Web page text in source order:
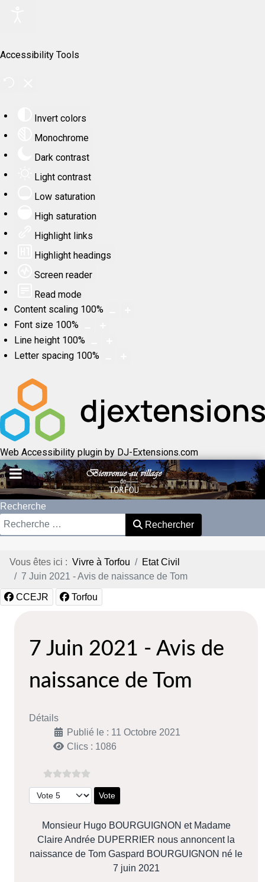
Accessibility Tools
Invert colors
Monochrome
Dark contrast
Light contrast
Low saturation
High saturation
Highlight links
Highlight headings
Screen reader
Read mode
Content scaling 100%
Font size 100%
Line height 100%
Letter spacing 100%
Web Accessibility plugin by DJ-Extensions.com
Recherche
Rechercher
Vous êtes ici : Vivre à Torfou
Etat Civil
7 Juin 2021 - Avis de naissance de Tom
CCEJR Torfou
7 Juin 2021 - Avis de
naissance de Tom
Détails
Publié le : 11 Octobre 2021
Clics : 1086
Veuillez voter
Monsieur Hugo BOURGUIGNON et Madame
Claire Andrée DUPERRIER nous annoncent la
naissance de Tom Gaspard BOURGUIGNON né le
7 juin 2021